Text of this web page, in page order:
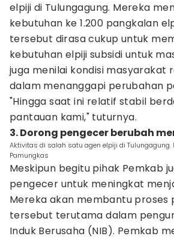
elpiji di Tulungagung. Mereka
kebutuhan ke 1.200 pangkalan
tersebut dirasa cukup untuk
kebutuhan elpiji subsidi untuk
juga menilai kondisi masyarakat
dalam menanggapi perubahan
"Hingga saat ini relatif stabil
pantauan kami," tuturnya.
3. Dorong pengecer berubah
Aktivitas di salah satu agen elpiji di Tulungagung.
Pamungkas
Meskipun begitu pihak Pemkab
pengecer untuk meningkat
Mereka akan membantu proses
tersebut terutama dalam
Induk Berusaha (NIB). Pemkab